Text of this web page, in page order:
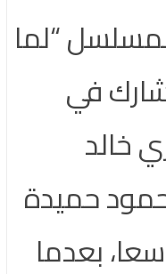
لمسلسل “لما
في
خالد
حميدة
بعدما